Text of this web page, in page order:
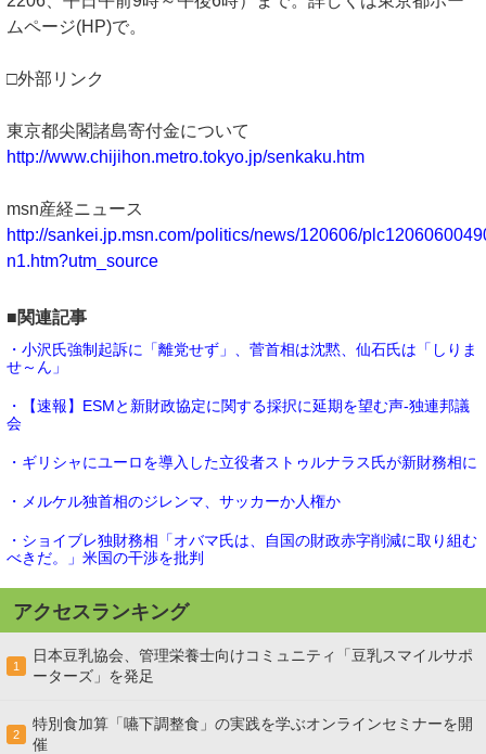
ムページ(HP)で。
□外部リンク
東京都尖閣諸島寄付金について
http://www.chijihon.metro.tokyo.jp/senkaku.htm
msn産経ニュース
http://sankei.jp.msn.com/politics/news/120606/
n1.htm?utm_source
■関連記事
・小沢氏強制起訴に「離党せず」、菅首相は沈黙、仙石氏は「しりま
せ～ん」
・【速報】ESMと新財政協定に関する採択に延期を望む声-独連邦議
会
・ギリシャにユーロを導入した立役者ストゥルナラス氏が新財務相に
・メルケル独首相のジレンマ、サッカーか人権か
・ショイブレ独財務相「オバマ氏は、自国の財政赤字削減に取り組む
べきだ。」米国の干渉を批判
アクセスランキング
1
日本豆乳協会、管理栄養士向けコミュニティ「豆乳スマイルサポ
ーターズ」を発足
2
特別食加算「嚥下調整食」の実践を学ぶオンラインセミナーを開
催